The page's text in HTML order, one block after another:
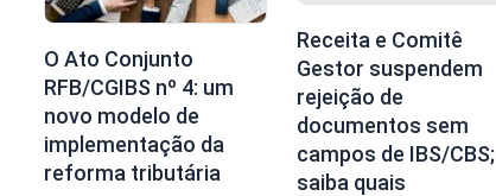
O Ato Conjunto
RFB/CGIBS nº 4: um
novo modelo de
implementação da
reforma tributária
Receita e Comitê
Gestor suspendem
rejeição de
documentos sem
campos de IBS/CBS;
saiba quais